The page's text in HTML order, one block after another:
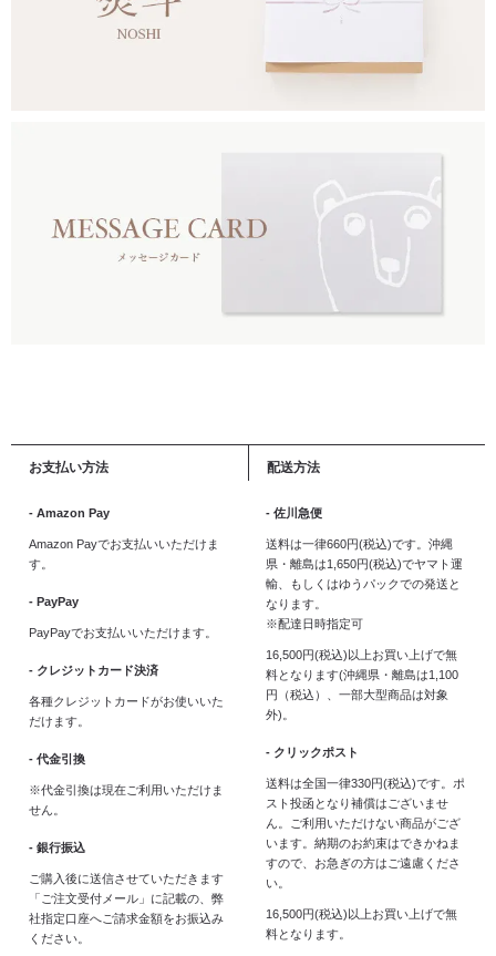
お支払い方法
- Amazon Pay
Amazon Payでお支払いいただけま
す。
- PayPay
PayPayでお支払いいただけます。
- クレジットカード決済
各種クレジットカードがお使いいた
だけます。
- 代金引換
※代金引換は現在ご利用いただけま
せん。
- 銀行振込
ご購入後に送信させていただきます
「ご注文受付メール」に記載の、弊
社指定口座へご請求金額をお振込み
ください。
配送方法
- 佐川急便
送料は一律660円(税込)です。沖縄
県・離島は1,650円(税込)でヤマト運
輸、もしくはゆうパックでの発送と
なります。
※配達日時指定可
16,500円(税込)以上お買い上げで無
料となります(沖縄県・離島は1,100
円（税込）、一部大型商品は対象
外)。
- クリックポスト
送料は全国一律330円(税込)です。ポ
スト投函となり補償はございませ
ん。ご利用いただけない商品がござ
います。納期のお約束はできかねま
すので、お急ぎの方はご遠慮くださ
い。
16,500円(税込)以上お買い上げで無
料となります。